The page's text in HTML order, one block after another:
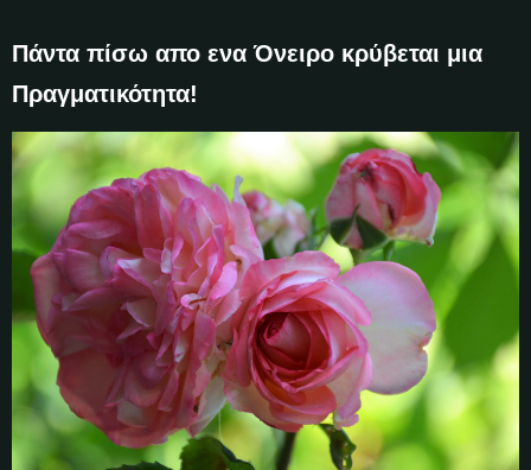
Πάντα πίσω απο ενα Όνειρο κρύβεται μια
Πραγματικότητα!